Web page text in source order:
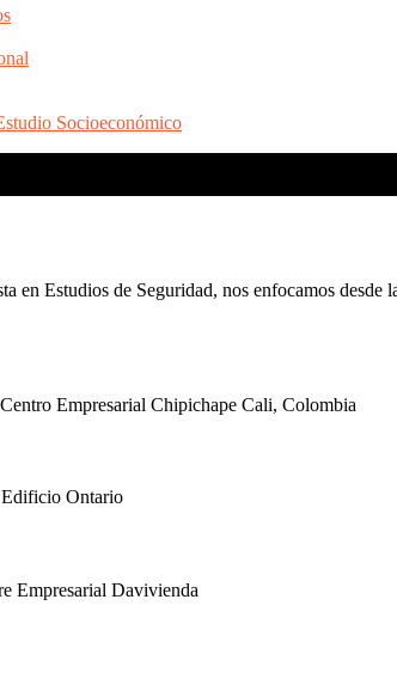
Socioeconómico
en Estudios de Seguridad, nos enfocamos
Empresarial Chipichape Cali, Colombia
Ontario
Empresarial Davivienda